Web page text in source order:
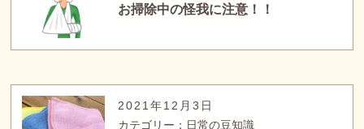
お掃除中の怪我に注意！！
2021年12月3日
カテゴリー：日常の豆知識